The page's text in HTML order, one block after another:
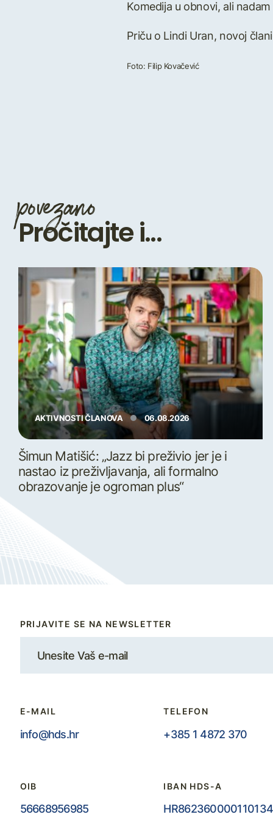
Komedija u obnovi, ali
Priču o Lindi Uran, novoj
Foto: Filip Kovačević
povezano
Pročitajte i...
AKTIVNOSTI ČLANOVA 06.08.2026
Šimun Matišić: „Jazz bi preživio jer je i
nastao iz preživljavanja, ali formalno
obrazovanje je ogroman plus“
PRIJAVITE SE NA NEWSLETTER
E-MAIL
info@hds.hr
TELEFON
+385 1 4872 370
OIB
56668956985
IBAN HDS-A